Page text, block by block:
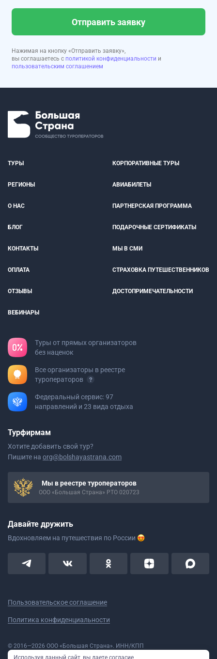
Отправить заявку
Нажимая на кнопку «Отправить заявку»,
вы соглашаетесь с политикой конфиденциальности и
пользовательским соглашением
ТУРЫ КОРПОРАТИВНЫЕ ТУРЫ
РЕГИОНЫ АВИАБИЛЕТЫ
О НАС ПАРТНЕРСКАЯ ПРОГРАММА
БЛОГ ПОДАРОЧНЫЕ СЕРТИФИКАТЫ
КОНТАКТЫ МЫ В СМИ
ОПЛАТА СТРАХОВКА ПУТЕШЕСТВЕННИКОВ
ОТЗЫВЫ ДОСТОПРИМЕЧАТЕЛЬНОСТИ
ВЕБИНАРЫ
Туры от прямых организаторов
без наценок
Все организаторы в реестре
туроператоров
Федеральный сервис: 97
направлений и 23 вида отдыха
Турфирмам
Хотите добавить свой тур?
Пишите на org@bolshayastrana.com
Мы в реестре туроператоров
ООО «Большая Страна» РТО 020723
Давайте дружить
Вдохновляем на путешествия по России
Пользовательское соглашение
Политика конфиденциальности
© 2016—2026 ООО «Большая Страна». ИНН/КПП
5908078160/590801001 ОГРН 1185958020533
Используя данный сайт, вы даете согласие